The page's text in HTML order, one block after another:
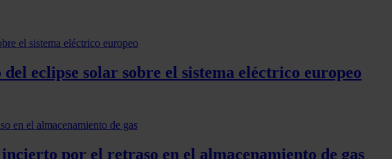
eclipse solar sobre el sistema eléctrico europeo
por el retraso en el almacenamiento de gas